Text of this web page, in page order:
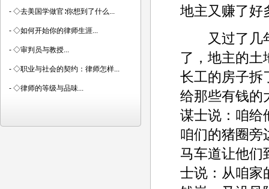
地主又赚了好
又过了几年
了，地主的土
长工的房子拆
给那些有钱的
谋士说：咱给
咱们的猪圈旁
马车道让他们
士说：从咱家
- ◇去美国学做官∶你想到了什么...
- ◇如何开始你的律师生涯...
- ◇审判员与教授...
- ◇职业与社会的契约：律师怎样...
- ◇律师的等级与品味...